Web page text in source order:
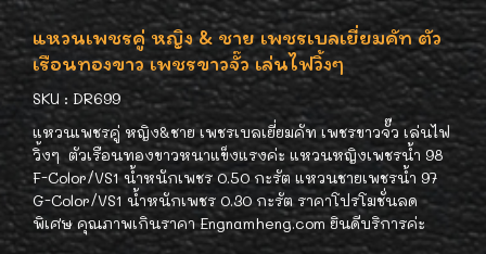
แหวนเพชรคู่ หญิง & ชาย เพชรเบลเยี่ยมคัท ตัว
เรือนทองขาว เพชรขาวจั๊ว เล่นไฟวิ้งๆ
SKU : DR699
แหวนเพชรคู่ หญิง&ชาย เพชรเบลเยี่ยมคัท เพชรขาวจั๊ว เล่นไฟ
วิ้งๆ ตัวเรือนทองขาวหนาแข็งแรงค่ะ แหวนหญิงเพชรน้ำ 98
F-Color/VS1 น้ำหนักเพชร 0.50 กะรัต แหวนชายเพชรน้ำ 97
G-Color/VS1 น้ำหนักเพชร 0.30 กะรัต ราคาโปรโมชั่นลด
พิเศษ คุณภาพเกินราคา Engnamheng.com ยินดีบริการค่ะ